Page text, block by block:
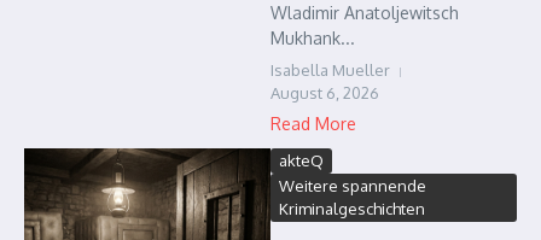
Wladimir Anatoljewitsch
Mukhank...
Isabella Mueller
August 6, 2026
Read More
akteQ
Weitere spannende
Kriminalgeschichten